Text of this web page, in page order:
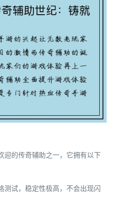
迎的传奇辅助之一，它拥有以下
测试，稳定性极高，不会出现闪